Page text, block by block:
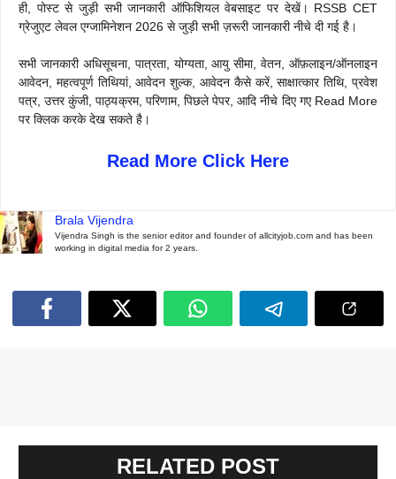
ही, पोस्ट से जुड़ी सभी जानकारी ऑफिशियल वेबसाइट पर देखें। RSSB CET
ग्रेजुएट लेवल एग्जामिनेशन 2026 से जुड़ी सभी ज़रूरी जानकारी नीचे दी गई है।
सभी जानकारी अधिसूचना, पात्रता, योग्यता, आयु सीमा, वेतन, ऑफ़लाइन/ऑनलाइन
आवेदन, महत्वपूर्ण तिथियां, आवेदन शुल्क, आवेदन कैसे करें, साक्षात्कार तिथि, प्रवेश
पत्र, उत्तर कुंजी, पाठ्यक्रम, परिणाम, पिछले पेपर, आदि नीचे दिए गए Read More
पर क्लिक करके देख सकते है।
Read More Click Here
Brala Vijendra
Vijendra Singh is the senior editor and founder of allcityjob.com and has been
working in digital media for 2 years.
RELATED POST